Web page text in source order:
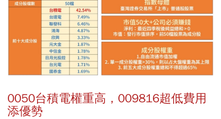
0050台積電權重高，009816超低費用
添優勢